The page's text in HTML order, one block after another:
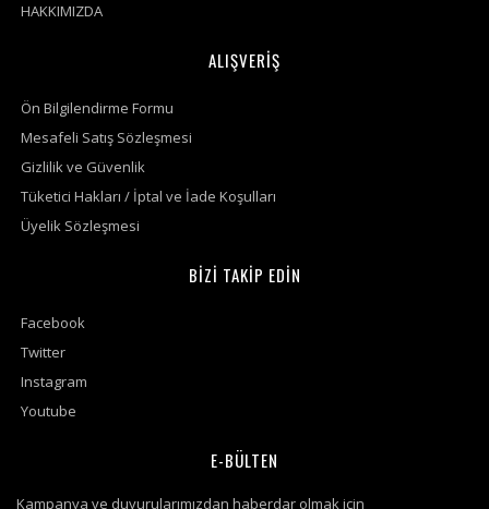
HAKKIMIZDA
ALIŞVERİŞ
Ön Bilgilendirme Formu
Mesafeli Satış Sözleşmesi
Gizlilik ve Güvenlik
Tüketici Hakları / İptal ve İade Koşulları
Üyelik Sözleşmesi
BİZİ TAKİP EDİN
Facebook
Twitter
Instagram
Youtube
E-BÜLTEN
Kampanya ve duyurularımızdan haberdar olmak için